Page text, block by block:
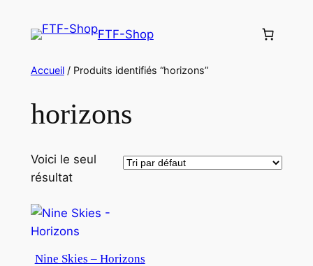
FTF-Shop
Accueil/ Produits identifiés “horizons”
horizons
Voici le seul
résultat
Nine Skies – Horizons